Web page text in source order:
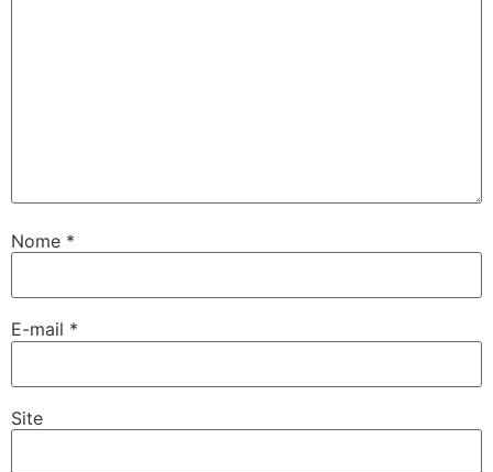
Nome *
E-mail *
Site